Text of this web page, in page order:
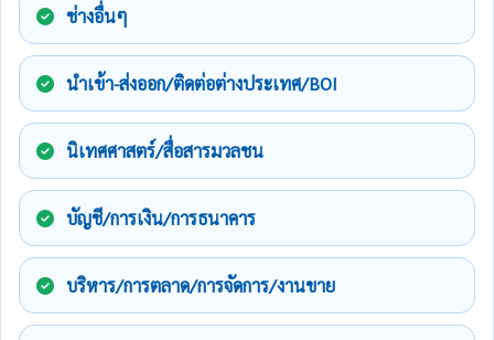
ช่างอื่นๆ
นำเข้า-ส่งออก/ติดต่อต่างประเทศ/BOI
นิเทศศาสตร์/สื่อสารมวลชน
บัญชี/การเงิน/การธนาคาร
บริหาร/การตลาด/การจัดการ/งานขาย